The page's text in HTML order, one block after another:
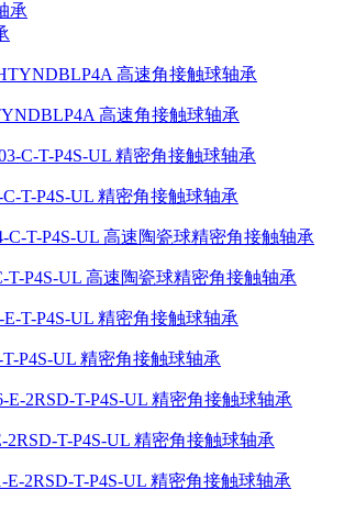
承
高速角接触球轴承
T-P4S-UL 精密角接触球轴承
T-P4S-UL 高速陶瓷球精密角接触轴承
T-P4S-UL 精密角接触球轴承
2RSD-T-P4S-UL 精密角接触球轴承